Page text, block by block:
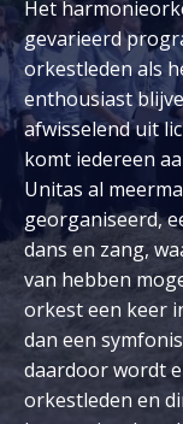
Het
gevarieerd
orkestleden als
enthousiast
afwisselend uit
komt iedereen
Unitas al
georganiseerd,
dans en zang,
van hebben
orkest een keer
dan een
daardoor wordt
orkestleden en